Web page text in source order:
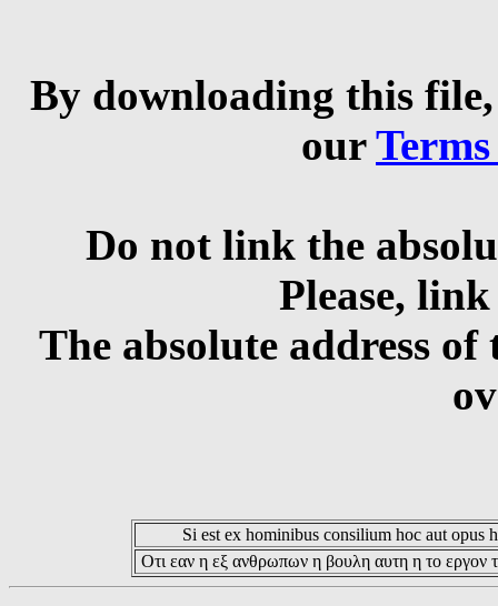
By downloading this
our
Do not link the
Please,
The absolute address
Si est ex hominibus consilium hoc aut opus
Οτι εαν η εξ ανθρωπων η βουλη αυτη η το εργον